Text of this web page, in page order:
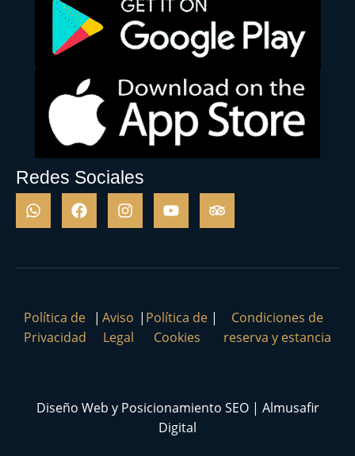
Redes Sociales
Política de
Privacidad
| Aviso
Legal
| Política de
Cookies
|
Condiciones de
reserva y estancia
Diseño Web y Posicionamiento SEO | Almusafir
Digital